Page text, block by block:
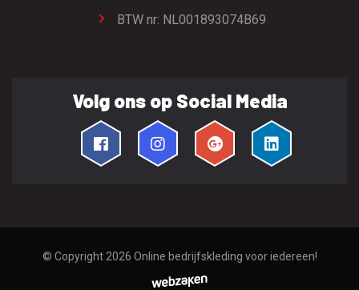
BTW nr: NL001893074B69
Volg ons op Social Media
© Copyright 2026 Online bedrijfskleding voor iedereen!